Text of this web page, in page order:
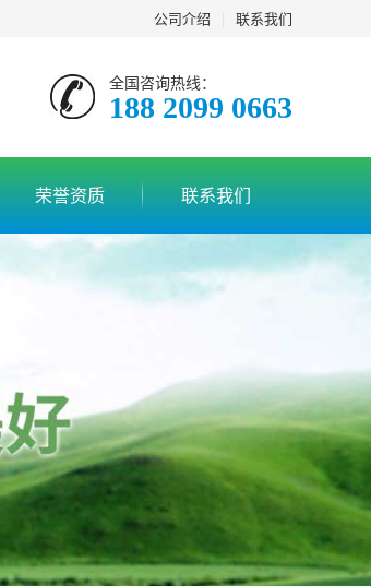
公司介绍 联系我们
全国咨询热线：
188 2099 0663
荣誉资质 联系我们